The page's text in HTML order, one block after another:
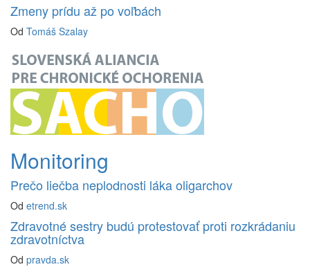
Zmeny prídu až po voľbách
Od Tomáš Szalay
Monitoring
Prečo liečba neplodnosti láka oligarchov
Od etrend.sk
Zdravotné sestry budú protestovať proti rozkrádaniu
zdravotníctva
Od pravda.sk